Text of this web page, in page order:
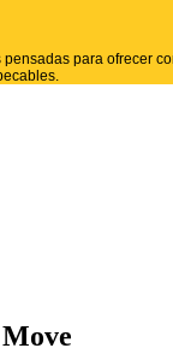
para ofrecer